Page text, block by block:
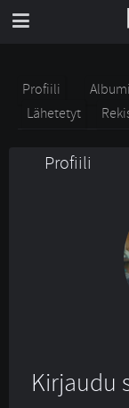
Profiili Albumi
Lähetetyt
Profiili
Kirjaudu